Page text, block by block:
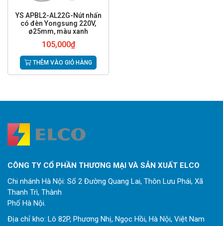
YS APBL2-AL22G-Nút nhấn
có đèn Yongsung 220V,
ø25mm, màu xanh
105,000₫
THÊM VÀO GIỎ HÀNG
CÔNG TY CỔ PHẦN THƯƠNG MẠI VÀ SẢN XUẤT ELCO
Chi nhánh Hà Nội: Số 2 Đường Quang Lai, Thôn Lưu Phái, Xã
Thanh Trì, Thành
Phố Hà Nội.
Địa chỉ kho: Lô 82P, Phương Nhị, Ngọc Hồi, Hà Nội, Việt Nam